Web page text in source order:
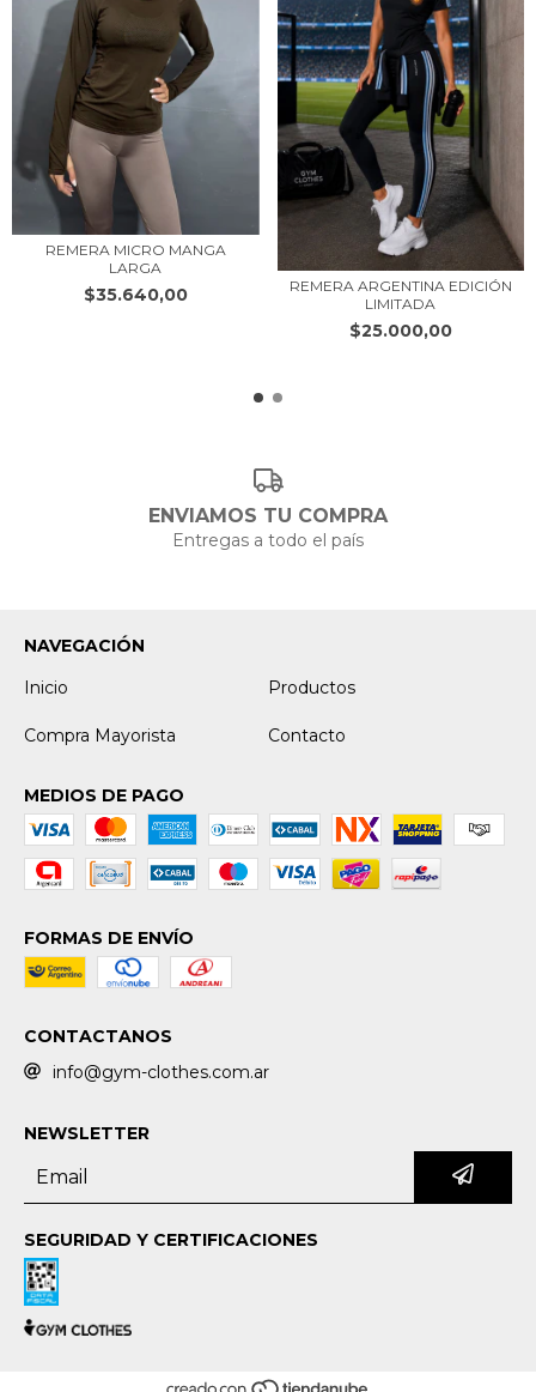
REMERA MICRO MANGA
LARGA
$35.640,00
REMERA ARGENTINA EDICIÓN
LIMITADA
$25.000,00
ENVIAMOS TU COMPRA
Entregas a todo el país
NAVEGACIÓN
Inicio
Productos
Compra Mayorista Contacto
MEDIOS DE PAGO
FORMAS DE ENVÍO
CONTACTANOS
info@gym-clothes.com.ar
NEWSLETTER
SEGURIDAD Y CERTIFICACIONES